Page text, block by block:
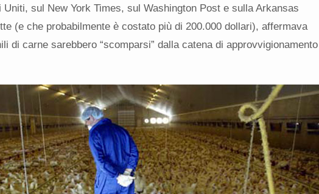
Uniti, sul New York Times, sul Washington Post e sulla Arkansas
(e che probabilmente è costato più di 200.000 dollari), affermava
di carne sarebbero “scomparsi” dalla catena di approvvigionamento